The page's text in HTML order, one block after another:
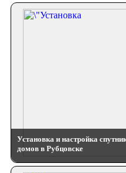
Установка и настройка
домов в Рубцовске